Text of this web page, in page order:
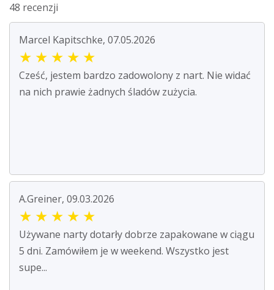
48 recenzji
Marcel Kapitschke, 07.05.2026
★ ★ ★ ★ ★
Cześć, jestem bardzo zadowolony z nart. Nie widać
na nich prawie żadnych śladów zużycia.
A.Greiner, 09.03.2026
★ ★ ★ ★ ★
Używane narty dotarły dobrze zapakowane w ciągu
5 dni. Zamówiłem je w weekend. Wszystko jest
supe...